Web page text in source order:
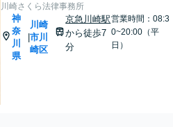
川崎さくら法律事務所
神
奈
川
県
|
川崎
市川
崎区
京急川崎駅
から徒歩7
分
営業時間：08:3
0~20:00（平
日）